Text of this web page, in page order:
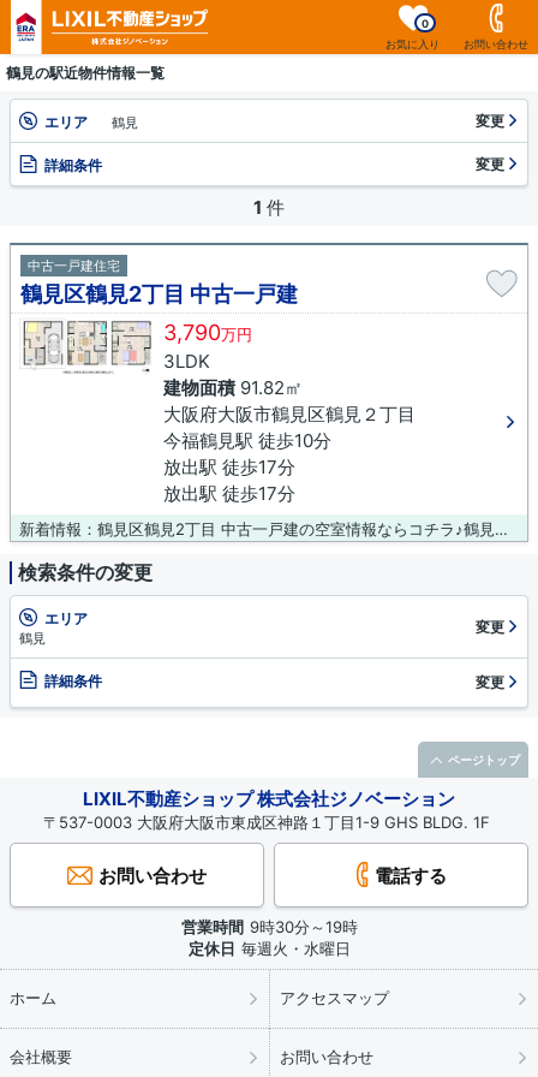
お気に入り
0
お問い合わせ
鶴見の駅近物件情報一覧
エリア 鶴見 変更
詳細条件 変更
1 件
中古一戸建住宅
鶴見区鶴見2丁目 中古一戸建
3,790万円
3LDK
建物面積91.82㎡
大阪府大阪市鶴見区鶴見２丁目
今福鶴見駅 徒歩10分
放出駅 徒歩17分
放出駅 徒歩17分
新着情報：鶴見区鶴見2丁目 中古一戸建の空室情報ならコチラ♪鶴見警察署放出大橋交番が家から363mのところにあります♪こちらは、2016年4月築の物件です♪ニーズの高い中古の戸建て物件は、経済的なメリットも大きいです♪大阪市鶴見区での不動産購入は当社にご連絡ください♪お客様のご希望条件などをお伺いし、それに沿った物件をご紹介させていただきます(*´ω`*)
検索条件の変更
エリア
鶴見
変更
詳細条件 変更
LIXIL不動産ショップ 株式会社ジノベーション
〒537-0003 大阪府大阪市東成区神路１丁目1-9 GHS BLDG. 1F
お問い合わせ 電話する
営業時間 9時30分～19時
定休日 毎週火・水曜日
ホーム アクセスマップ
会社概要 お問い合わせ
ページトップ